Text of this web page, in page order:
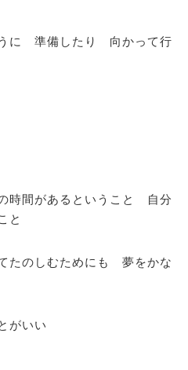
に 準備したり 向かって行
時間があるということ 自分
と
たのしむためにも 夢をかな
がいい